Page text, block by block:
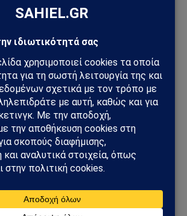
Αττική: Πύρινος κλοιός στα
με 112 και μάχη με τις